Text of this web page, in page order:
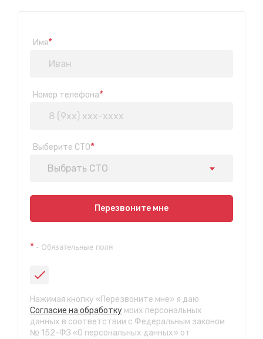
Имя*
Номер телефона*
Выберите СТО*
Выбрать СТО
Показать на карте
ул. Пригородная 1/1 (при выезде из города в сторону
СТО "Байкальская"
ул.Байкальская, 58г
с 7.00 до 23.30, без выходных
Перезвоните мне
* - Обязательные поля
Нажимая кнопку «Перезвоните мне» я даю
Согласие на обработку моих персональных
данных в соответствии с Федеральным законом
№ 152-ФЗ «О персональных данных» от